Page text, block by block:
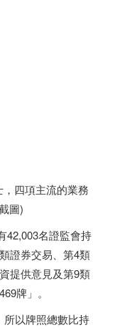
，四項主流的業務
圖)
42,003名證監會持
證券交易、第4類
提供意見及第9類
牌」。
以牌照總數比持